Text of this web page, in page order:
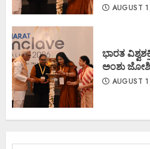
AUGUST
ಭಾರತ
ಅಂಶು ಜೋಶಿ
AUGUST